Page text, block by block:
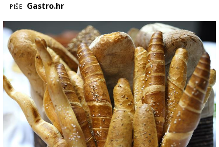
PIŠE Gastro.hr